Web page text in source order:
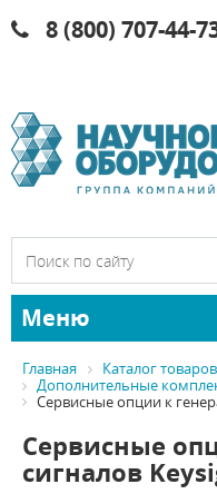
8 (800) 707-44-
Меню
Главная
Каталог товаров
Дополнительные
Сервисные опции к
Сервисные
сигналов